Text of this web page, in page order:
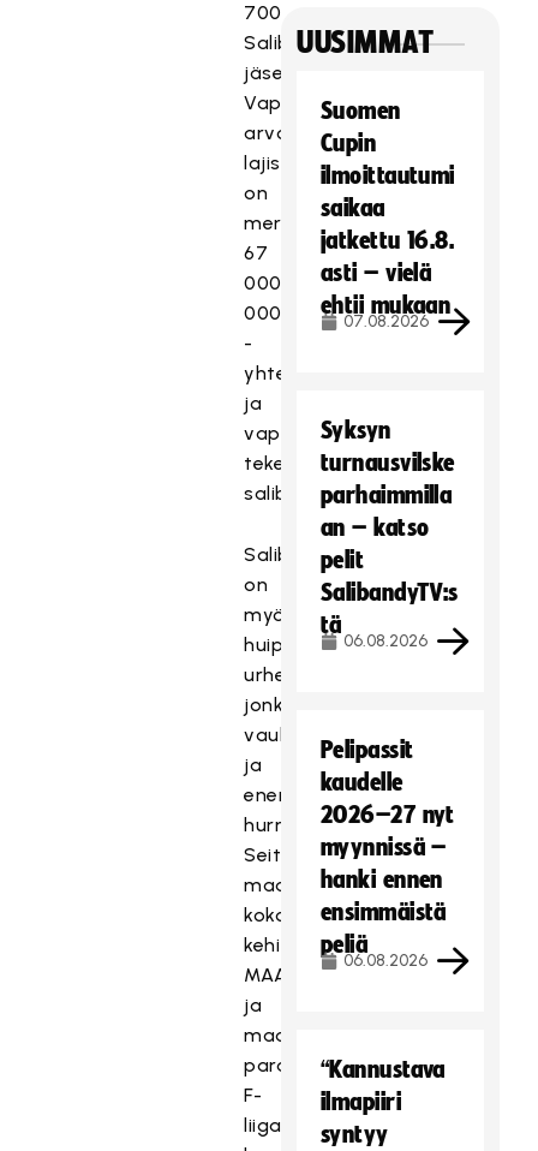
700
Salibandyliiton
jäsenseurasta.
Vapaaehtoistyön
arvo
lajissa
on
merkittävät
67
000
000€
-
yhteisöllisyys
ja
vapaaehtoiset
tekevät
salibandyn.
Salibandy
on
myös
huippu-
urheilua,
jonka
vauhti
ja
energisyys
hurmaa.
Seitsemän
maajoukkuetta,
kokonaisvaltainen
kehittämisjärjestelmä
MAAJOUKKUETIE
ja
maailman
paras
F-
liiga
UUSIMMAT
Suomen
Cupin
ilmoittautumi
saikaa
jatkettu 16.8.
asti – vielä
ehtii mukaan
07.08.2026
Syksyn
turnausvilske
parhaimmilla
an – katso
pelit
SalibandyTV:s
tä
06.08.2026
Pelipassit
kaudelle
2026–27 nyt
myynnissä –
hanki ennen
ensimmäistä
peliä
06.08.2026
“Kannustava
ilmapiiri
syntyy